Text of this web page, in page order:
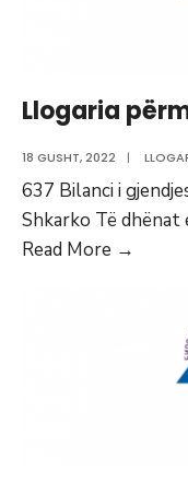
Llogaria
18 GUSHT, 2022 |
637 Bilanci i
Shkarko Të
Read More →